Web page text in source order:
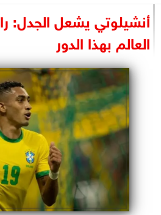
الرئاسة
البرلمان
الوزارات
الأحزاب
أنشيلوتي يشعل الجدل:
العالم بهذا الدور